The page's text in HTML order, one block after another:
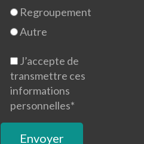
Regroupement
Autre
J’accepte de
transmettre ces
informations
personnelles*